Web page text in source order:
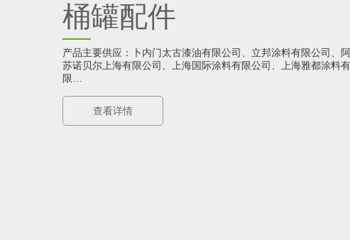
桶罐配件
产品主要供应：卜内门太古漆油有限公司、立邦涂料有限公司、
苏诺贝尔上海有限公司、上海国际涂料有限公司、上海雅都涂料有
限…
查看详情